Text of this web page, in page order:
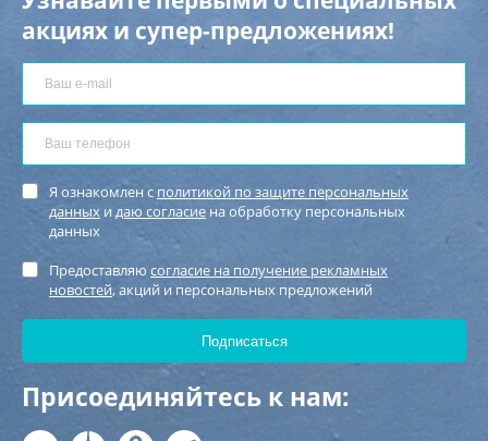
акциях и супер-предложениях!
Я ознакомлен с политикой по защите персональных
данных и даю согласие на обработку персональных
данных
Предоставляю согласие на получение рекламных
новостей, акций и персональных предложений
Присоединяйтесь к нам: